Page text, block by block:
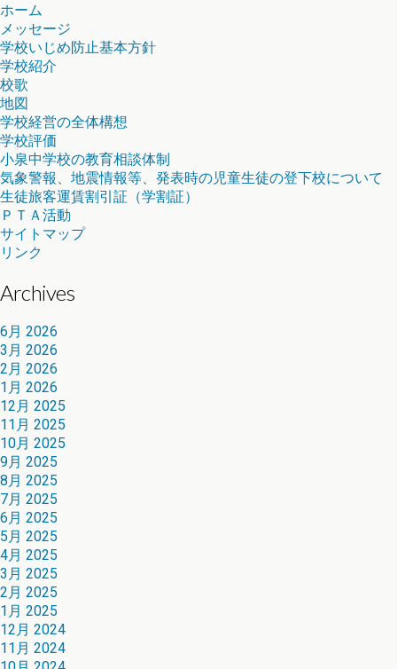
ホーム
メッセージ
学校いじめ防止基本方針
学校紹介
校歌
地図
学校経営の全体構想
学校評価
小泉中学校の教育相談体制
気象警報、地震情報等、発表時の児童生徒の登下校について
生徒旅客運賃割引証（学割証）
ＰＴＡ活動
サイトマップ
リンク
Archives
6月 2026
3月 2026
2月 2026
1月 2026
12月 2025
11月 2025
10月 2025
9月 2025
8月 2025
7月 2025
6月 2025
5月 2025
4月 2025
3月 2025
2月 2025
1月 2025
12月 2024
11月 2024